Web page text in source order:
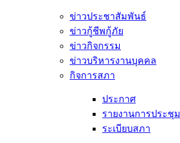
ข่าวประชาสัมพันธ์
ข่าวกู้ชีพกู้ภัย
ข่าวกิจกรรม
ข่าวบริหารงานบุคคล
กิจการสภา
ประกาศ
รายงานการประชุม
ระเบียบสภา